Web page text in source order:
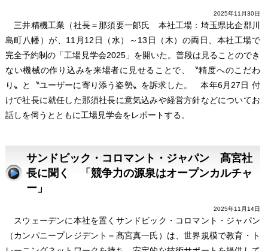
2025年11月30日
三井精機工業（社長＝那須要一郞氏 本社工場：埼玉県比企郡川
島町八幡）が、11月12日（水）～13日（木）の両日、本社工場で
完全予約制の「工場見学会2025」を開いた。普段は見ることのでき
ない機械の作り込みを来場者に見せることで、〝精度へのこだわ
り〟と〝ユーザーに寄り添う姿勢〟を訴求した。 本年6月27日 付
けで社長に就任した那須社長に意気込みや経営方針などについてお
話しを伺うとともに工場見学会をレポートする。
サンドビック・コロマント・ジャパン 髙宮社
長に聞く 「競争力の源泉はオープンカルチャ
ー」
2025年11月14日
スウェーデンに本社を置くサンドビック・コロマント・ジャパン
（カンパニープレジデント＝髙宮真一氏）は、世界規模で教育・ト